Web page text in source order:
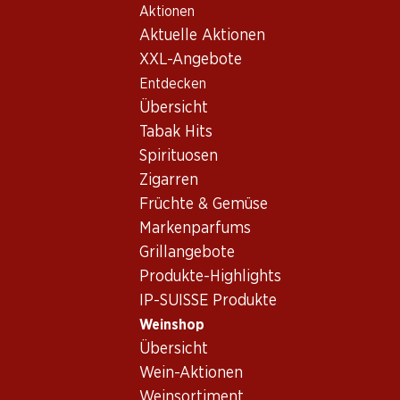
Aktionen
Aktuelle Aktionen
XXL-Angebote
Entdecken
Übersicht
Tabak Hits
Spirituosen
Zigarren
Früchte & Gemüse
Markenparfums
Grillangebote
Produkte-Highlights
IP-SUISSE Produkte
Weinshop
Übersicht
Wein-Aktionen
Wein/Champagner
Champagne
Pol Roger Brut Réserve Champagne AOC
Vorderseite